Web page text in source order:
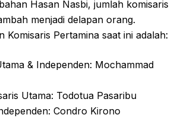
Hasan Nasbi, jumlah komisaris
menjadi delapan orang.
Komisaris Pertamina saat ini adalah:
& Independen: Mochammad
Utama: Todotua Pasaribu
Condro Kirono